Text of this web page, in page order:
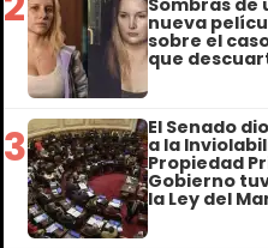
Sombras de
nueva
sobre el
que
3 El Senado
a la
Propiedad
Gobierno
la Ley del